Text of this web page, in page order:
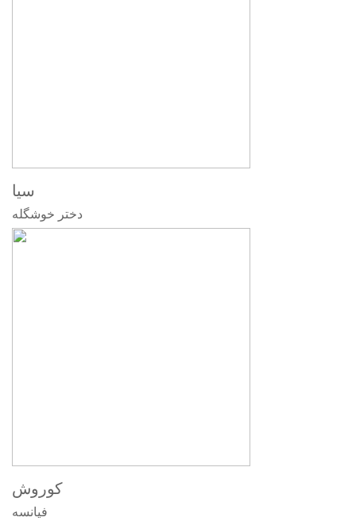
سیا
دختر خوشگله
کوروش
فیانسه